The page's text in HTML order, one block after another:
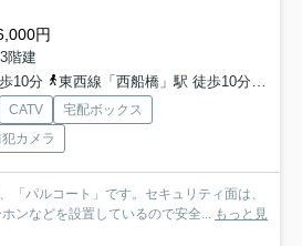
円
階建
10分
東西線「西船橋」駅 徒歩10分
CATV
宅配ボックス
犯カメラ
「パルコート」です。セキュリティ面は、
ンなどを設置しているので安全... もっと見